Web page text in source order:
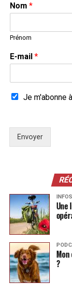
Nom *
Prénom
E-mail *
Je m'abonne
Envoyer
?